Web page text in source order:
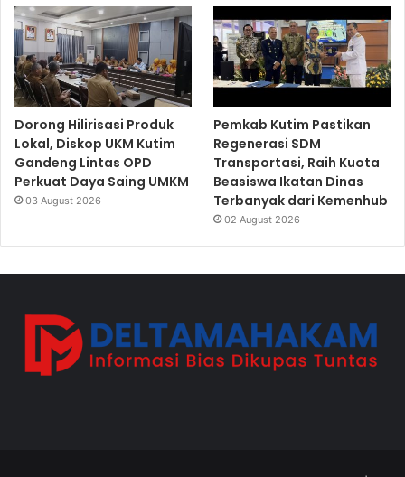
Dorong Hilirisasi Produk
Lokal, Diskop UKM Kutim
Gandeng Lintas OPD
Perkuat Daya Saing UMKM
03 August 2026
Pemkab Kutim Pastikan
Regenerasi SDM
Transportasi, Raih Kuota
Beasiswa Ikatan Dinas
Terbanyak dari Kemenhub
02 August 2026